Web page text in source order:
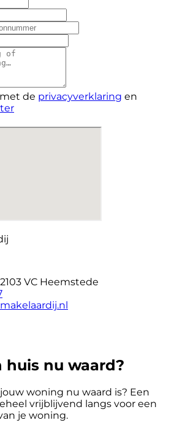
de privacyverklaring en
VC Heemstede
huis nu waard?
woning nu waard is? Een
vrijblijvend langs voor een
je woning.